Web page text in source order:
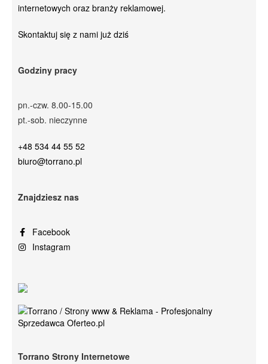
internetowych oraz branży reklamowej.
Skontaktuj się z nami już dziś
Godziny pracy
pn.-czw. 8.00-15.00
pt.-sob. nieczynne
+48 534 44 55 52
biuro@torrano.pl
Znajdziesz nas
Facebook
Instagram
Torrano Strony Internetowe